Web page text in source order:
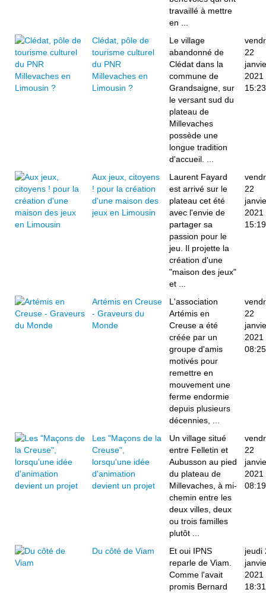
travaillé à mettre
en ...
Clédat, pôle de
tourisme culturel
du PNR
Millevaches en
Limousin ?
Le village
abandonné de
Clédat dans la
commune de
Grandsaigne, sur
le versant sud du
plateau de
Millevaches
possède une
longue tradition
d'accueil. ...
22
2021
15:23
Aux jeux, citoyens
! pour la création
d'une maison des
jeux en Limousin
Laurent Fayard
est arrivé sur le
plateau cet été
avec l'envie de
partager sa
passion pour le
jeu. Il projette la
création d'une
"maison des jeux"
et ...
22
2021
15:19
Artémis en Creuse
- Graveurs du
Monde
L'association
Artémis en
Creuse a été
créée par un
groupe d'amis
motivés pour
remettre en
mouvement une
ferme endormie
depuis plusieurs
décennies, ...
22
2021
08:25
Les "Maçons de la
Creuse",
lorsqu'une idée
d'animation
devient un projet
Un village situé
entre Felletin et
Aubusson au pied
du plateau de
Millevaches, à mi-
chemin entre les
deux villes, deux
ou trois familles
plutôt ...
22
2021
08:19
Du côté de Viam
Et oui IPNS
reparle de Viam.
Comme l'avait
promis Bernard
jeudi
2021
18:31